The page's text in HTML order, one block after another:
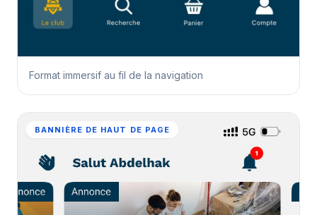
Format immersif au fil de la navigation
BANNIÈRE DE HAUT DE PAGE